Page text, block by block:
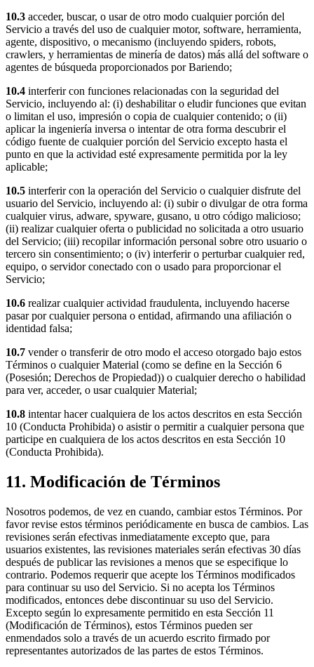
10.3 acceder, buscar, o usar de otro modo cualquier porción del
Servicio a través del uso de cualquier motor, software, herramienta,
agente, dispositivo, o mecanismo (incluyendo spiders, robots,
crawlers, y herramientas de minería de datos) más allá del software o
agentes de búsqueda proporcionados por Bariendo;
10.4 interferir con funciones relacionadas con la seguridad del
Servicio, incluyendo al: (i) deshabilitar o eludir funciones que evitan
o limitan el uso, impresión o copia de cualquier contenido; o (ii)
aplicar la ingeniería inversa o intentar de otra forma descubrir el
código fuente de cualquier porción del Servicio excepto hasta el
punto en que la actividad esté expresamente permitida por la ley
aplicable;
10.5 interferir con la operación del Servicio o cualquier disfrute del
usuario del Servicio, incluyendo al: (i) subir o divulgar de otra forma
cualquier virus, adware, spyware, gusano, u otro código malicioso;
(ii) realizar cualquier oferta o publicidad no solicitada a otro usuario
del Servicio; (iii) recopilar información personal sobre otro usuario o
tercero sin consentimiento; o (iv) interferir o perturbar cualquier red,
equipo, o servidor conectado con o usado para proporcionar el
Servicio;
10.6 realizar cualquier actividad fraudulenta, incluyendo hacerse
pasar por cualquier persona o entidad, afirmando una afiliación o
identidad falsa;
10.7 vender o transferir de otro modo el acceso otorgado bajo estos
Términos o cualquier Material (como se define en la Sección 6
(Posesión; Derechos de Propiedad)) o cualquier derecho o habilidad
para ver, acceder, o usar cualquier Material;
10.8 intentar hacer cualquiera de los actos descritos en esta Sección
10 (Conducta Prohibida) o asistir o permitir a cualquier persona que
participe en cualquiera de los actos descritos en esta Sección 10
(Conducta Prohibida).
11. Modificación de Términos
Nosotros podemos, de vez en cuando, cambiar estos Términos. Por
favor revise estos términos periódicamente en busca de cambios. Las
revisiones serán efectivas inmediatamente excepto que, para
usuarios existentes, las revisiones materiales serán efectivas 30 días
después de publicar las revisiones a menos que se especifique lo
contrario. Podemos requerir que acepte los Términos modificados
para continuar su uso del Servicio. Si no acepta los Términos
modificados, entonces debe discontinuar su uso del Servicio.
Excepto según lo expresamente permitido en esta Sección 11
(Modificación de Términos), estos Términos pueden ser
enmendados solo a través de un acuerdo escrito firmado por
representantes autorizados de las partes de estos Términos.